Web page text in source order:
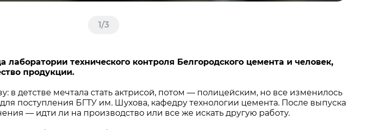
1/3
технического контроля Белгородского цемента и человек,
продукции.
в детстве мечтала стать актрисой, потом — полицейским, но все изменилось
для поступления БГТУ им. Шухова, кафедру технологии цемента. После выпуска
— идти ли на производство или все же искать другую работу.